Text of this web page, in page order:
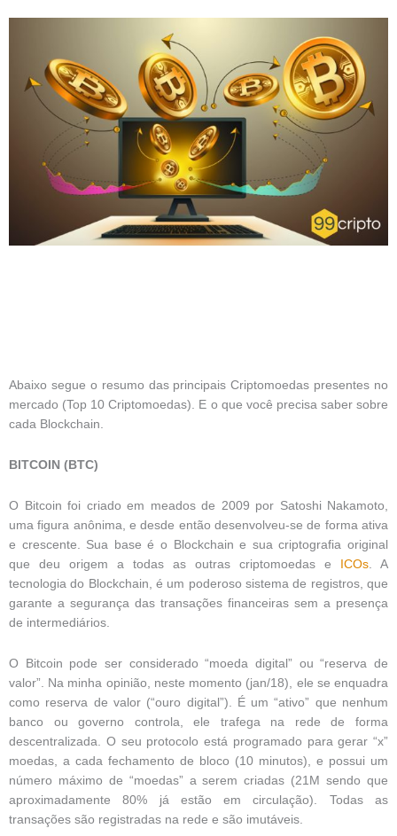
Abaixo segue o resumo das principais Criptomoedas presentes no
mercado (Top 10 Criptomoedas). E o que você precisa saber sobre
cada Blockchain.
BITCOIN (BTC)
O Bitcoin foi criado em meados de 2009 por Satoshi Nakamoto,
uma figura anônima, e desde então desenvolveu-se de forma ativa
e crescente. Sua base é o Blockchain e sua criptografia original
que deu origem a todas as outras criptomoedas e ICOs. A
tecnologia do Blockchain, é um poderoso sistema de registros, que
garante a segurança das transações financeiras sem a presença
de intermediários.
O Bitcoin pode ser considerado “moeda digital” ou “reserva de
valor”. Na minha opinião, neste momento (jan/18), ele se enquadra
como reserva de valor (“ouro digital”). É um “ativo” que nenhum
banco ou governo controla, ele trafega na rede de forma
descentralizada. O seu protocolo está programado para gerar “x”
moedas, a cada fechamento de bloco (10 minutos), e possui um
número máximo de “moedas” a serem criadas (21M sendo que
aproximadamente 80% já estão em circulação). Todas as
transações são registradas na rede e são imutáveis.